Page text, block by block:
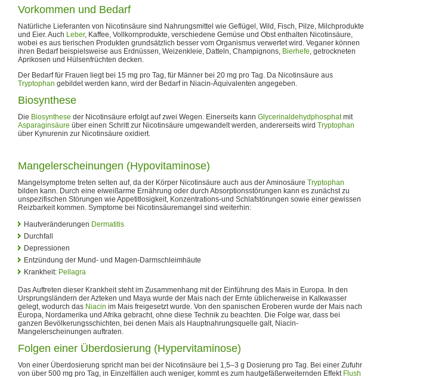
Vorkommen und Bedarf
Natürliche Lieferanten von Nicotinsäure sind Nahrungsmittel wie Geflügel, Wild, Fisch, Pilze, Milchprodukte
und Eier. Auch Leber, Kaffee, Vollkornprodukte, verschiedene Gemüse und Obst enthalten Nicotinsäure,
wobei es aus tierischen Produkten grundsätzlich besser vom Organismus verwertet wird. Veganer können
ihren Bedarf beispielsweise aus Erdnüssen, Weizenkleie, Datteln, Champignons, Bierhefe, getrockneten
Aprikosen und Hülsenfrüchten decken.
Der Bedarf für Frauen liegt bei 15 mg pro Tag, für Männer bei 20 mg pro Tag. Da Nicotinsäure aus
Tryptophan gebildet werden kann, wird der Bedarf in Niacin-Äquivalenten angegeben.
Biosynthese
Die Biosynthese der Nicotinsäure erfolgt auf zwei Wegen. Einerseits kann Glycerinaldehydphosphatmit
Asparaginsäure über einen Schritt zur Nicotinsäure umgewandelt werden, andererseits wird Tryptophan
über Kynurenin zur Nicotinsäure oxidiert.
Mangelerscheinungen (Hypovitaminose)
Mangelsymptome treten selten auf, da der Körper Nicotinsäure auch aus der Aminosäure Tryptophan
bilden kann. Durch eine eiweißarme Ernährung oder durch Absorptionsstörungen kann es zunächst zu
unspezifischen Störungen wie Appetitlosigkeit, Konzentrations-und Schlafstörungen sowie einer gewissen
Reizbarkeit kommen. Symptome bei Nicotinsäuremangel sind weiterhin:
Hautveränderungen Dermatitis
Durchfall
Depressionen
Entzündung der Mund- und Magen-Darmschleimhäute
Krankheit: Pellagra
Das Auftreten dieser Krankheit steht im Zusammenhang mit der Einführung des Mais in Europa. In den
Ursprungsländern der Azteken und Maya wurde der Mais nach der Ernte üblicherweise in Kalkwasser
gelegt, wodurch das Niacin im Mais freigesetzt wurde. Von den spanischen Eroberen wurde der Mais nach
Europa, Nordamerika und Afrika gebracht, ohne diese Technik zu beachten. Die Folge war, dass bei
ganzen Bevölkerungsschichten, bei denen Mais als Hauptnahrungsquelle galt, Niacin-
Mangelerscheinungen auftraten.
Folgen einer Überdosierung (Hypervitaminose)
Von einer Überdosierung spricht man bei der Nicotinsäure bei 1,5–3 g Dosierung pro Tag. Bei einer Zufuhr
von über 500 mg pro Tag, in Einzelfällen auch weniger, kommt es zum hautgefäßerweiternden Effekt Flush